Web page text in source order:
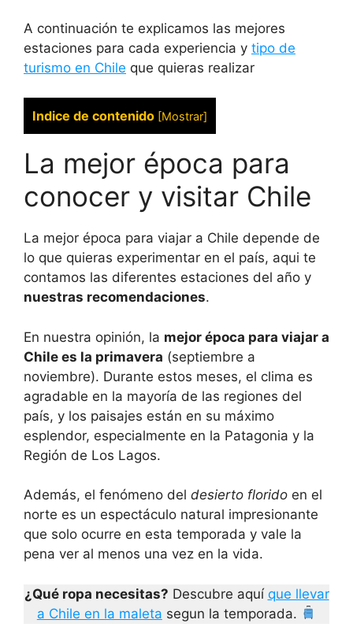
A continuación te explicamos las mejores
estaciones para cada experiencia y tipo de
turismo en Chile que quieras realizar
Indice de contenido [Mostrar]
La mejor época para
conocer y visitar Chile
La mejor época para viajar a Chile depende de
lo que quieras experimentar en el país, aqui te
contamos las diferentes estaciones del año y
nuestras recomendaciones.
En nuestra opinión, la mejor época para viajar a
Chile es la primavera (septiembre a
noviembre). Durante estos meses, el clima es
agradable en la mayoría de las regiones del
país, y los paisajes están en su máximo
esplendor, especialmente en la Patagonia y la
Región de Los Lagos.
Además, el fenómeno del desierto florido en el
norte es un espectáculo natural impresionante
que solo ocurre en esta temporada y vale la
pena ver al menos una vez en la vida.
¿Qué ropa necesitas? Descubre aquí que llevar
a Chile en la maleta segun la temporada.